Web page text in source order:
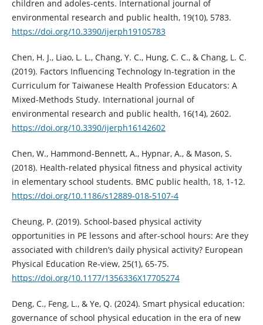
children and adoles-cents. International journal of
environmental research and public health, 19(10), 5783.
https://doi.org/10.3390/ijerph19105783
Chen, H. J., Liao, L. L., Chang, Y. C., Hung, C. C., & Chang, L. C.
(2019). Factors Influencing Technology In-tegration in the
Curriculum for Taiwanese Health Profession Educators: A
Mixed-Methods Study. International journal of
environmental research and public health, 16(14), 2602.
https://doi.org/10.3390/ijerph16142602
Chen, W., Hammond-Bennett, A., Hypnar, A., & Mason, S.
(2018). Health-related physical fitness and physical activity
in elementary school students. BMC public health, 18, 1-12.
https://doi.org/10.1186/s12889-018-5107-4
Cheung, P. (2019). School-based physical activity
opportunities in PE lessons and after-school hours: Are they
associated with children’s daily physical activity? European
Physical Education Re-view, 25(1), 65-75.
https://doi.org/10.1177/1356336X17705274
Deng, C., Feng, L., & Ye, Q. (2024). Smart physical education:
governance of school physical education in the era of new